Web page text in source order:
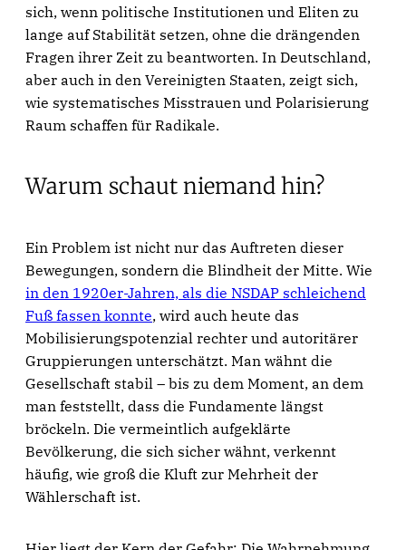
sich, wenn politische Institutionen und Eliten zu
lange auf Stabilität setzen, ohne die drängenden
Fragen ihrer Zeit zu beantworten. In Deutschland,
aber auch in den Vereinigten Staaten, zeigt sich,
wie systematisches Misstrauen und Polarisierung
Raum schaffen für Radikale.
Warum schaut niemand hin?
Ein Problem ist nicht nur das Auftreten dieser
Bewegungen, sondern die Blindheit der Mitte. Wie
in den 1920er-Jahren, als die NSDAP schleichend
Fuß fassen konnte, wird auch heute das
Mobilisierungspotenzial rechter und autoritärer
Gruppierungen unterschätzt. Man wähnt die
Gesellschaft stabil – bis zu dem Moment, an dem
man feststellt, dass die Fundamente längst
bröckeln. Die vermeintlich aufgeklärte
Bevölkerung, die sich sicher wähnt, verkennt
häufig, wie groß die Kluft zur Mehrheit der
Wählerschaft ist.